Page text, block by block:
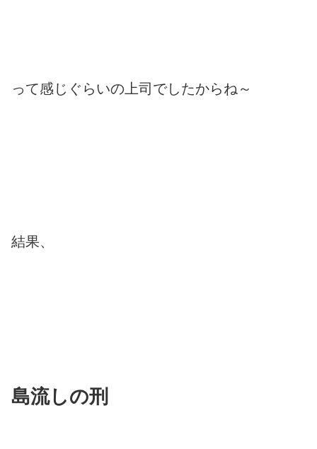
って感じぐらいの上司でしたからね～
結果、
島流しの刑